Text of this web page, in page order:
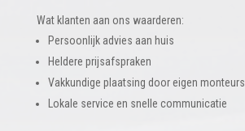
Wat klanten aan ons waarderen:
Persoonlijk advies aan huis
Heldere prijsafspraken
Vakkundige plaatsing door eigen monteurs
Lokale service en snelle communicatie